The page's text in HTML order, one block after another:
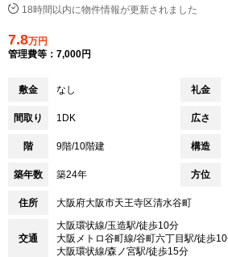
18時間以内に物件情報が更新されました
7.8万円
管理費等：7,000円
敷金 なし 礼金
間取り 1DK 広さ
階 9階/10階建 構造
築年数 築24年 方位
住所 大阪府大阪市天王寺区清水谷町
交通
大阪環状線/玉造駅/徒歩10分
大阪メトロ谷町線/谷町六丁目駅/徒歩
大阪環状線/森ノ宮駅/徒歩15分